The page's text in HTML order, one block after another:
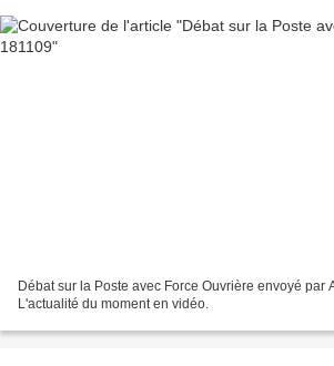
Débat sur la Poste avec Force Ouvrière envoyé par
L'actualité du moment en vidéo.